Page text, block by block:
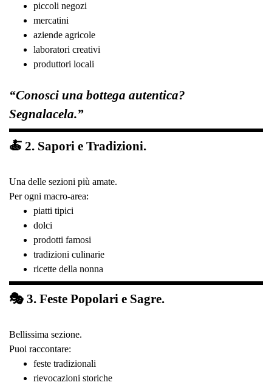
piccoli negozi
mercatini
aziende agricole
laboratori creativi
produttori locali
“Conosci una bottega autentica?
Segnalacela.”
🍝 2. Sapori e Tradizioni.
Una delle sezioni più amate.
Per ogni macro-area:
piatti tipici
dolci
prodotti famosi
tradizioni culinarie
ricette della nonna
🎭 3. Feste Popolari e Sagre.
Bellissima sezione.
Puoi raccontare:
feste tradizionali
rievocazioni storiche